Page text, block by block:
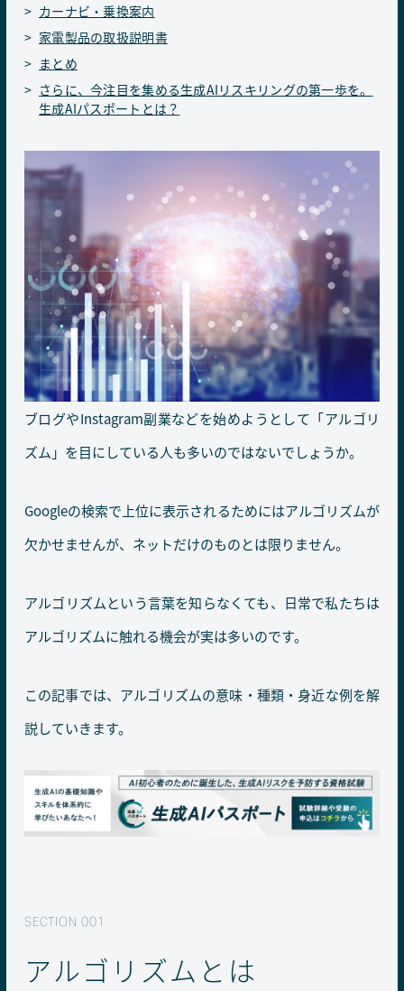
カーナビ・乗換案内
家電製品の取扱説明書
まとめ
さらに、今注目を集める生成AIリスキリングの第一歩を。
生成AIパスポートとは？
ブログやInstagram副業などを始めようとして「アルゴリ
ズム」を目にしている人も多いのではないでしょうか。
Googleの検索で上位に表示されるためにはアルゴリズムが
欠かせませんが、ネットだけのものとは限りません。
アルゴリズムという言葉を知らなくても、日常で私たちは
アルゴリズムに触れる機会が実は多いのです。
この記事では、アルゴリズムの意味・種類・身近な例を解
説していきます。
アルゴリズムとは